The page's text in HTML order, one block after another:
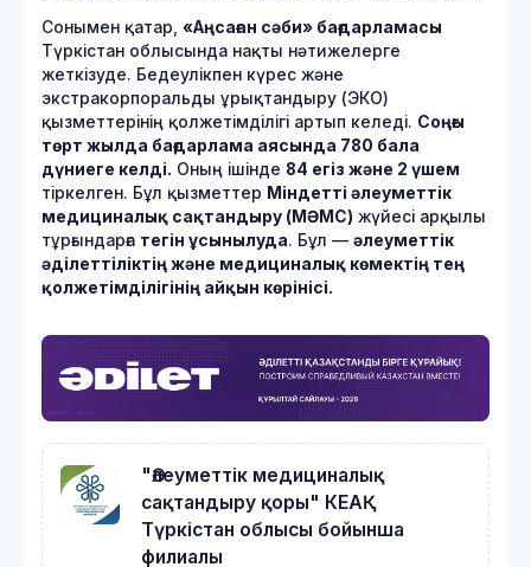
Сонымен қатар, «Аңсаған сәби» бағдарламасы
Түркістан облысында нақты нәтижелерге
жеткізуде. Бедеулікпен күрес және
экстракорпоральды ұрықтандыру (ЭКО)
қызметтерінің қолжетімділігі артып келеді. Соңғы
төрт жылда бағдарлама аясында 780 бала
дүниеге келді. Оның ішінде 84 егіз және 2 үшем
тіркелген. Бұл қызметтер Міндетті әлеуметтік
медициналық сақтандыру (МӘМС) жүйесі арқылы
тұрғындарға тегін ұсынылуда. Бұл — әлеуметтік
әділеттіліктің және медициналық көмектің тең
қолжетімділігінің айқын көрінісі.
"Әлеуметтік медициналық
сақтандыру қоры" КЕАҚ
Түркістан облысы бойынша
филиалы